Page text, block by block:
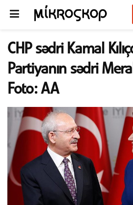
CHP sədri Kamal
Partiyanın sədri
Foto: AA